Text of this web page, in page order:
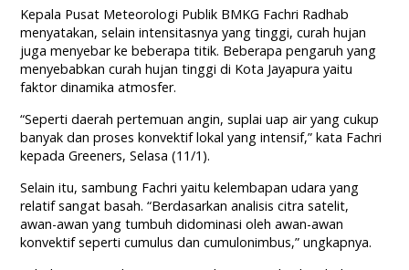
Kepala Pusat Meteorologi Publik BMKG Fachri Radhab
menyatakan, selain intensitasnya yang tinggi, curah hujan
juga menyebar ke beberapa titik. Beberapa pengaruh yang
menyebabkan curah hujan tinggi di Kota Jayapura yaitu
faktor dinamika atmosfer.
“Seperti daerah pertemuan angin, suplai uap air yang cukup
banyak dan proses konvektif lokal yang intensif,” kata Fachri
kepada Greeners, Selasa (11/1).
Selain itu, sambung Fachri yaitu kelembapan udara yang
relatif sangat basah. “Berdasarkan analisis citra satelit,
awan-awan yang tumbuh didominasi oleh awan-awan
konvektif seperti cumulus dan cumulonimbus,” ungkapnya.